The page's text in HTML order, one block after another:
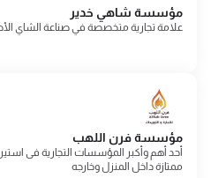
مؤسسة شاهي خدير
علامة تجارية متخصصة في صناعة الشاي
مؤسسة فرن اللهب
أحد أهم وأكبر المؤسسات التجارية فى
ممتازة داخل المنزل وخارجه